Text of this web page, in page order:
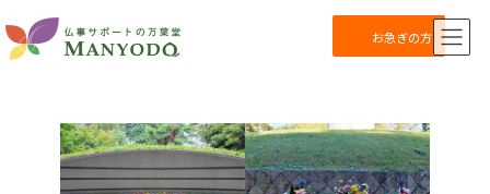
ン
テ
ビ
ゲ
お急ぎの方